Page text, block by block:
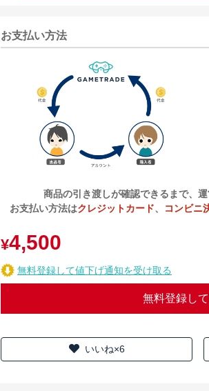
お支払い方法
商品の引き渡しが確認できるまで、
お支払い方法はクレジットカード、 コンビニ
¥4,500
無料登録して値下げ通知を受け取る
無料登録し
いいね×6